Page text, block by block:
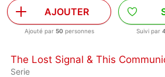
AJOUTER
Ajouté par 50personnes Suivi par
The Lost Signal & This
Serie